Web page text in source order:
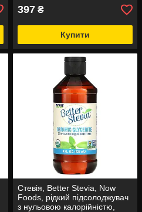
397 ₴
Купити
Стевія, Better Stevia, Now
Foods, рідкий підсолоджувач
з нульовою калорійністю,